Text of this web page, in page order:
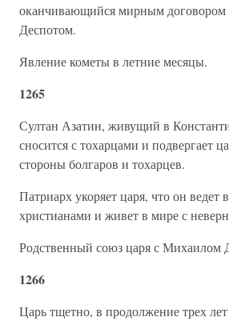
оканчивающийся мирным
Деспотом.
Явление кометы в летние месяцы.
1265
Султан Азатин, живущий в
сносится с тохарцами и подвергает
стороны болгаров и тохарцев.
Патриарх укоряет царя, что он ведет
христианами и живет в мире с
Родственный союз царя с Михаилом
1266
Царь тщетно, в продолжение трех